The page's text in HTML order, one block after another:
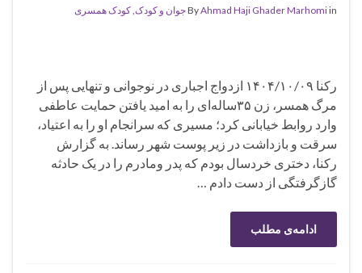
ByAhmad Haji Ghader Marhomiin جوان و کودک کودک همسری
رکنا ۱۴۰۴/۱۰/۰۹ ازدواج اجباری در نوجوانی و تنهایی پس از
مرگ همسر، زن ۳۵ساله‌ای را به امید یافتن حمایت عاطفی
وارد روابط خیابانی کرد؛ مسیری که سرانجام او را به اعتیاد،
سرقت و بازداشت در زیر پوست شهر رساند. به گزارش
رکنا، دختری خردسال بودم که پدر ومادرم را در یک حادثه
گازگرفتگی از دست دادم …
ادامه‌ی مطلب